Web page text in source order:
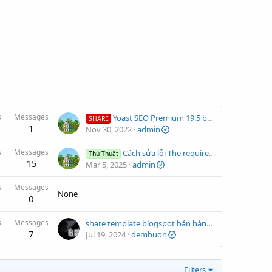
Messages
1
SHARE Yoast SEO Premium 19.5 bản quyền chạy tốt mới nhất
Nov 30, 2022 admin
Messages
15
Thủ Thuật Cách sửa lỗi The required PHP extension GD could not be found cài xenforo trên xampp
Mar 5, 2025 admin
Messages
0 None
Messages
7
share template blogspot bán hàng cực đẹp chuẩn seo
Jul 19, 2024 dembuon
Filters